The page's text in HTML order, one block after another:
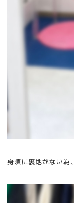
身頃に裏地がない為